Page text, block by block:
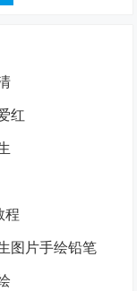
红
程
图片手绘铅笔